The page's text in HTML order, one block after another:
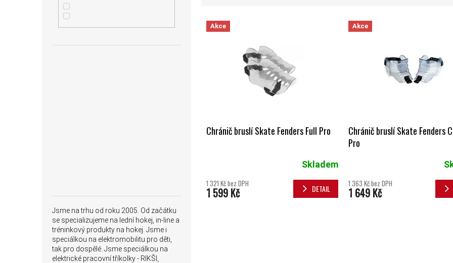
Jsme na trhu od roku 2005. Od začátku
se specializujeme na lední hokej, in-line a
tréninkový produkty na hokej. Jsme i
speciálkou na elektromobilitu pro děti,
tak pro dospělé. Jsme speciálkou na
elektrické pracovní tříkolky - RIKŠI,
VÝPIS PRODUKTŮ
Akce
Chránič bruslí Skate Fenders Full Pro
Skladem
1 321 Kč bez DPH
1 599 Kč DETAIL
Akce
Chránič bruslí Skate Fenders
Pro
1 363 Kč bez DPH
1 649 Kč